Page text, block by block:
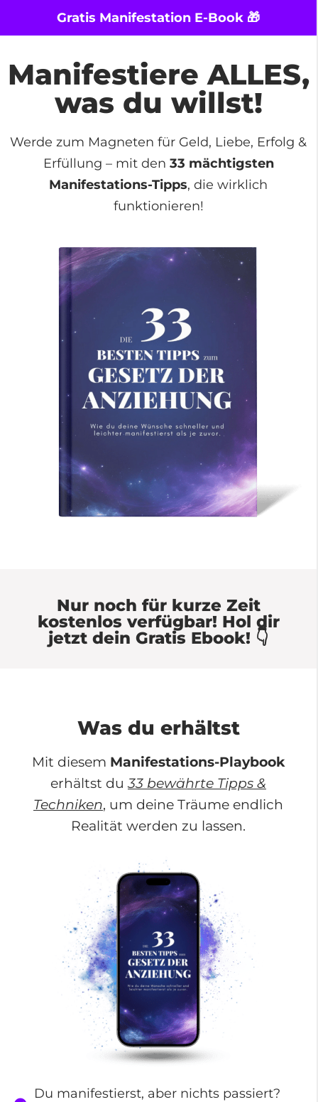
Gratis Manifestation E-Book 🎁
Manifestiere ALLES,
was du willst!
Werde zum Magneten für Geld, Liebe, Erfolg &
Erfüllung – mit den 33 mächtigsten
Manifestations-Tipps, die wirklich
funktionieren!
Nur noch für kurze Zeit
kostenlos verfügbar! Hol dir
jetzt dein Gratis Ebook! 👇
Was du erhältst
Mit diesem Manifestations-Playbook
erhältst du33 bewährte Tipps &
Techniken, um deine Träume endlich
Realität werden zu lassen.
Du manifestierst, aber nichts passiert?